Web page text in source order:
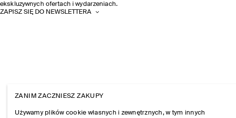
ekskluzywnych ofertach i wydarzeniach.
ZAPISZ SIĘ DO NEWSLETTERA
ZANIM ZACZNIESZ ZAKUPY
Używamy plików cookie własnych i zewnętrznych, w tym innych